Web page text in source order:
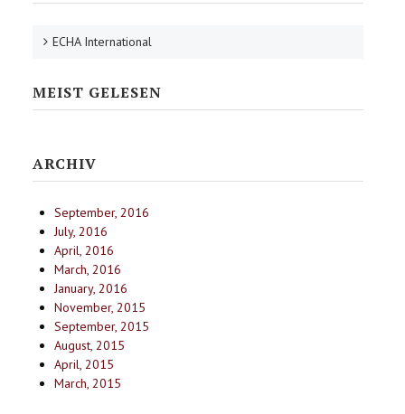
ECHA International
MEIST GELESEN
ARCHIV
September, 2016
July, 2016
April, 2016
March, 2016
January, 2016
November, 2015
September, 2015
August, 2015
April, 2015
March, 2015